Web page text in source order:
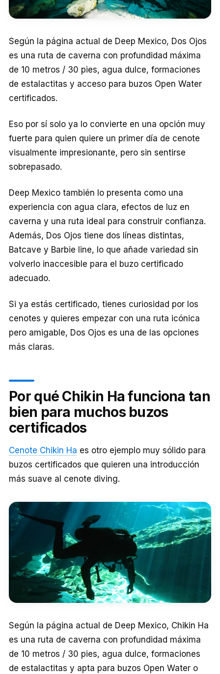
Según la página actual de Deep Mexico, Dos Ojos
es una ruta de caverna con profundidad máxima
de 10 metros / 30 pies, agua dulce, formaciones
de estalactitas y acceso para buzos Open Water
certificados.
Eso por sí solo ya lo convierte en una opción muy
fuerte para quien quiere un primer día de cenote
visualmente impresionante, pero sin sentirse
sobrepasado.
Deep Mexico también lo presenta como una
experiencia con agua clara, efectos de luz en
caverna y una ruta ideal para construir confianza.
Además, Dos Ojos tiene dos líneas distintas,
Batcave y Barbie line, lo que añade variedad sin
volverlo inaccesible para el buzo certificado
adecuado.
Si ya estás certificado, tienes curiosidad por los
cenotes y quieres empezar con una ruta icónica
pero amigable, Dos Ojos es una de las opciones
más claras.
Por qué Chikin Ha funciona tan
bien para muchos buzos
certificados
Cenote Chikin Ha es otro ejemplo muy sólido para
buzos certificados que quieren una introducción
más suave al cenote diving.
Según la página actual de Deep Mexico, Chikin Ha
es una ruta de caverna con profundidad máxima
de 10 metros / 30 pies, agua dulce, formaciones
de estalactitas y apta para buzos Open Water o